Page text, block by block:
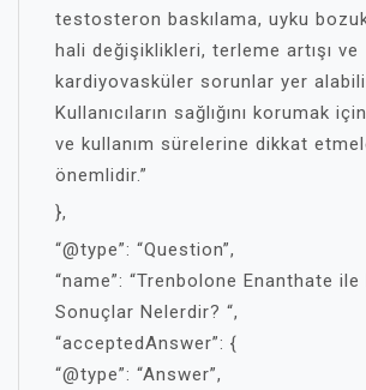
testosteron baskılama, uyku
hali değişiklikleri, terleme artışı ve
kardiyovasküler sorunlar yer
Kullanıcıların sağlığını korumak
ve kullanım sürelerine dikkat
önemlidir.”
},
“@type”: “Question”,
“name”: “Trenbolone Enanthate
Sonuçlar Nelerdir? “,
“acceptedAnswer”: {
“@type”: “Answer”,